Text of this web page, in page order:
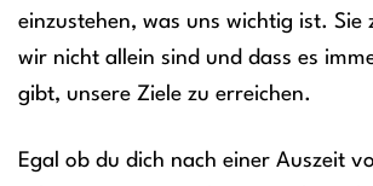
einzustehen, was uns wichtig ist. Sie
wir nicht allein sind und dass es
gibt, unsere Ziele zu erreichen.
Egal ob du dich nach einer Auszeit